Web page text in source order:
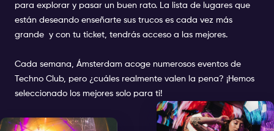
para explorar y pasar un buen rato. La lista de lugares que
están deseando enseñarte sus trucos es cada vez más
grande y con tu ticket, tendrás acceso a las mejores.
Cada semana, Ámsterdam acoge numerosos eventos de
Techno Club, pero ¿cuáles realmente valen la pena? ¡Hemos
seleccionado los mejores solo para ti!